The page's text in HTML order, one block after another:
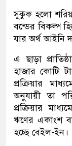
সুকুক হলো
বন্ডের বিকল্প
যার অর্থ আইনি
এ ছাড়া
হাজার কোটি
প্রক্রিয়ার
অনুযায়ী তা
প্রক্রিয়ার
ঋণের একাংশ
হচ্ছে বেইল-ইন।